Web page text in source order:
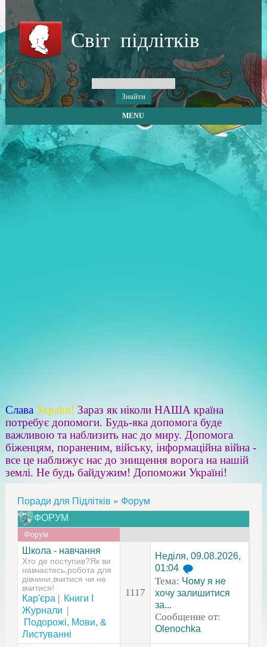
Світ підлітків
MENU
Слава Україні! Зараз як ніколи НАША країна
потребує допомоги. Будь-яка допомога буде
важливою та наблизить нас до миру. Допомога
біженцям, пораненим, війську, інформаційна війна -
все це наближує нас до знищення ворога на нашій
землі. Не будь байдужим! Допоможи Україні!
Поради для Підлітків » Форум
ФОРУМ
Форум
Школа - навчання
Хто де поступив?Як ви
навчаєтесь,робота для
дівчини,вчитися чи не
вчитися!
Кар'єра|
Книги І
Журнали
Подорожі, Мови, &
Листуванні
1117
Неділя, 09.08.2026,
01:04
Тема: Чому я не
хочу залишитися
за...
Сообщение от:
Olenochka